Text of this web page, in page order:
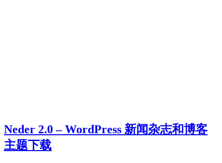
Neder 2.0 – WordPress 新闻杂志和博客
主题下载